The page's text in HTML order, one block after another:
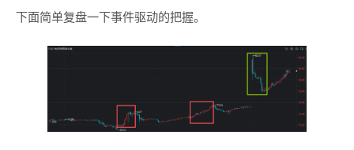
下面简单复盘一下事件驱动的把握。